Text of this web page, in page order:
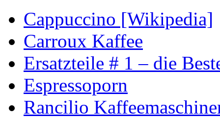
Cappuccino [Wikipedia]
Carroux Kaffee
Ersatzteile # 1 – die
Espressoporn
Rancilio